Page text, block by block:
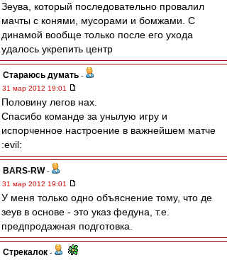
Зеува, который последовательно провалил
мачты с конями, мусорами и бомжами. С
динамой вообще только после его ухода
удалось укрепить центр
Стараюсь думать -
31 мар 2012 19:01
Половину легов нах.
Спасибо команде за унылую игру и
испорченное настроение в важнейшем матче
:evil:
BARS-RW -
31 мар 2012 19:01
У меня только одно объяснение тому, что де
зеув в основе - это указ федуна, т.е.
предпродажная подготовка.
Стрекалок -